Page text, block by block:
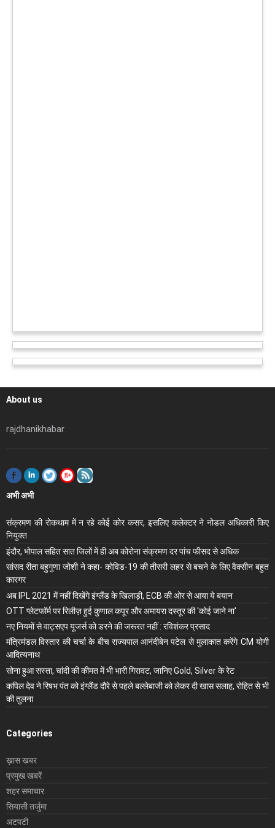
About us
rajdhanikhabar
अभी अभी
संक्रमण की रोकथाम में न रहे कोई कोर कसर, इसलिए कलेक्‍टर ने नोडल अधिकारी किए
नियुक्‍त
इंदौर, भोपाल सहित सात जिलों में ही अब कोरोना संक्रमण दर पांच फीसद से अधिक
सांसद रीता बहुगुणा जोशी ने कहा- कोविड-19 की तीसरी लहर से बचने के लिए वैक्सीन बहुत
कारगर
अब IPL 2021 में नहीं दिखेंगे इंग्लैंड के खिलाड़ी, ECB की ओर से आया ये बयान
OTT प्लेटफॉर्म पर रिलीज़ हुई कुणाल कपूर और अमायरा दस्तूर की 'कोई जाने ना'
नए नियमों से वाट्सएप यूजर्स को डरने की जरूरत नहीं : रविशंकर प्रसाद
मंंत्रिमंडल विस्तार की चर्चा के बीच राज्यपाल आनंदीबेन पटेल से मुलाकात करेंगे CM योगी
आदित्यनाथ
सोना हुआ सस्ता, चांदी की कीमत में भी भारी गिरावट, जानिए Gold, Silver के रेट
कपिल देव ने रिषभ पंत को इंग्लैंड दौरे से पहले बल्लेबाजी को लेकर दी खास सलाह, रोहित से भी
की तुलना
Categories
ख़ास खबर
प्रमुख खबरें
शहर समाचार
सियासी तर्जुमा
अटपटी